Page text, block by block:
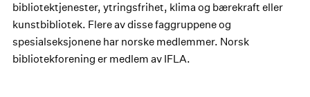
bibliotektjenester, ytringsfrihet, klima og bærekraft eller
kunstbibliotek. Flere av disse faggruppene og
spesialseksjonene har norske medlemmer. Norsk
bibliotekforening er medlem av IFLA.